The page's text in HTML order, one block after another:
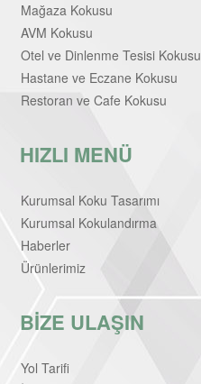
Mağaza Kokusu
AVM Kokusu
Otel ve Dinlenme Tesisi Kokusu
Hastane ve Eczane Kokusu
Restoran ve Cafe Kokusu
HIZLI MENÜ
Kurumsal Koku Tasarımı
Kurumsal Kokulandırma
Haberler
Ürünlerimiz
BİZE ULAŞIN
Yol Tarifi